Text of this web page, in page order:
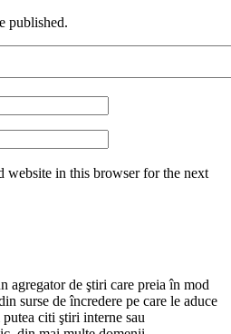
published.
website in this browser for the next
agregator de ştiri care preia în mod
surse de încredere pe care le aduce
citi ştiri interne sau